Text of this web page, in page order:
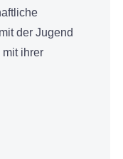
der Jugend
ihrer